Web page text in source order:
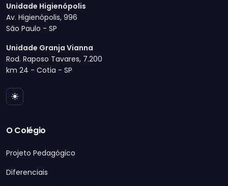
Unidade Higienópolis
Av. Higienópolis, 996
São Paulo - SP
Unidade Granja Vianna
Rod. Raposo Tavares, 7.200
km 24 - Cotia - SP
O Colégio
Projeto Pedagógico
Diferenciais